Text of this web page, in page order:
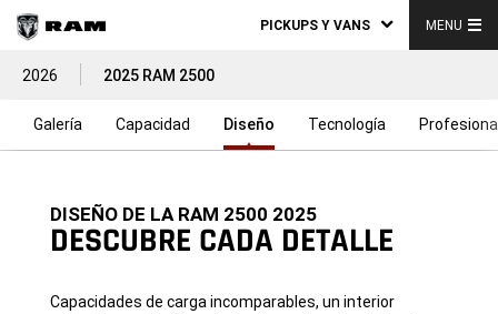
PICKUPS Y VANS MENU
2026 2025 RAM 2500
Galería Capacidad Diseño Tecnología
DISEÑO DE LA RAM 2500 2025
DESCUBRE CADA DETALLE
Capacidades de carga incomparables, un interior